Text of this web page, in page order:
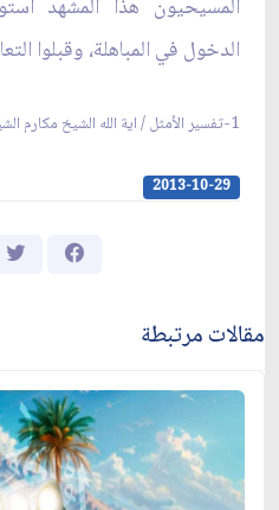
المسيحيون هذا المشهد
الدخول في المباهلة، وقبلوا
1-تفسير الأمثل / اية الله الشيخ مكارم الشيرازي.
2013-10-29
مقالات مرتبطة